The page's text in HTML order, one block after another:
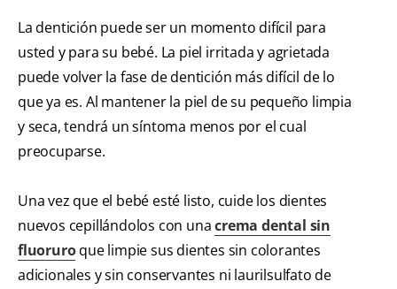
La dentición puede ser un momento difícil para
usted y para su bebé. La piel irritada y agrietada
puede volver la fase de dentición más difícil de lo
que ya es. Al mantener la piel de su pequeño limpia
y seca, tendrá un síntoma menos por el cual
preocuparse.
Una vez que el bebé esté listo, cuide los dientes
nuevos cepillándolos con unacrema dental sin
fluoruroque limpie sus dientes sin colorantes
adicionales y sin conservantes ni laurilsulfato de